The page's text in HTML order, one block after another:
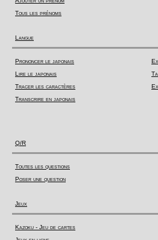
Tous les prénoms
Langue
Prononcer le japonais
Lire le japonais
Tracer les caractères
Transcrire en japonais
Q/R
Toutes les questions
Poser une question
Jeux
Kazoku - Jeu de cartes